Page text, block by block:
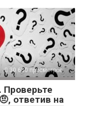
30 630 просмотров
Проверьте
ответив на